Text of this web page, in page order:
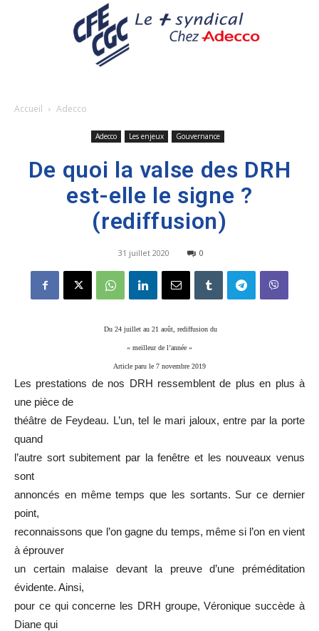
Accueil Adecco
Adecco Les enjeux Gouvernance
De quoi la valse des DRH
est-elle le signe ?
(rediffusion)
31 juillet 2020 0
Du 24 juillet au 21 août, rediffusion du
« meilleur de l’année »
Article paru le 7 novembre 2019
Les prestations de nos DRH ressemblent de plus en plus à
une pièce de
théâtre de Feydeau. L’un, tel le mari jaloux, entre par la porte
quand
l’autre sort subitement par la fenêtre et les nouveaux venus
sont
annoncés en même temps que les sortants. Sur ce dernier
point,
reconnaissons que l’on gagne du temps, même si l’on en vient
à éprouver
un certain malaise devant la preuve d’une préméditation
évidente. Ainsi,
pour ce qui concerne les DRH groupe, Véronique succède à
Diane qui